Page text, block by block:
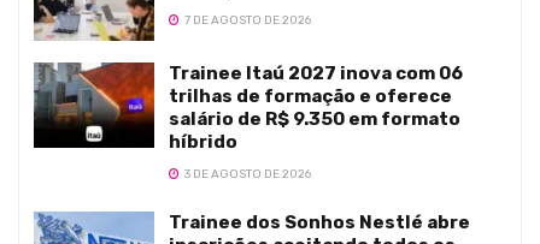
7 DE AGOSTO DE 2026
Trainee Itaú 2027 inova com 06
trilhas de formação e oferece
salário de R$ 9.350 em formato
híbrido
3 DE AGOSTO DE 2026
Trainee dos Sonhos Nestlé abre